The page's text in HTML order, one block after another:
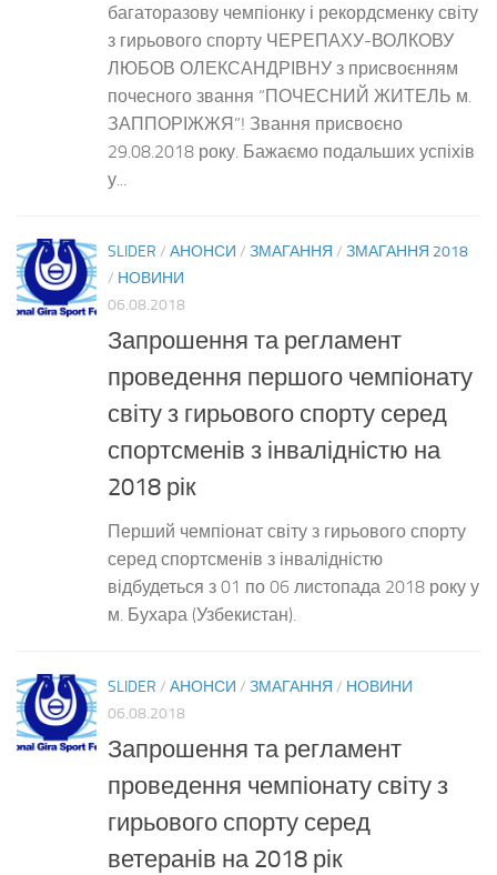
багаторазову чемпіонку і рекордсменку світу
з гирьового спорту ЧЕРЕПАХУ-ВОЛКОВУ
ЛЮБОВ ОЛЕКСАНДРІВНУ з присвоєнням
почесного звання “ПОЧЕСНИЙ ЖИТЕЛЬ м.
ЗАППОРІЖЖЯ”! Звання присвоєно
29.08.2018 року. Бажаємо подальших успіхів
у...
SLIDER / АНОНСИ / ЗМАГАННЯ / ЗМАГАННЯ 2018
/ НОВИНИ
06.08.2018
Запрошення та регламент
проведення першого чемпіонату
світу з гирьового спорту серед
спортсменів з інвалідністю на
2018 рік
Перший чемпіонат світу з гирьового спорту
серед спортсменів з інвалідністю
відбудеться з 01 по 06 листопада 2018 року у
м. Бухара (Узбекистан).
SLIDER / АНОНСИ / ЗМАГАННЯ / НОВИНИ
06.08.2018
Запрошення та регламент
проведення чемпіонату світу з
гирьового спорту серед
ветеранів на 2018 рік